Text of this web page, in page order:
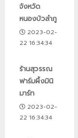
จังหวัด
หนองบัวลำภู
2023-02-
22 16:34:34
ร้านสุวรรณ
ฟาร์มผึ้งมินิ
มาร์ท
2023-02-
22 16:34:34